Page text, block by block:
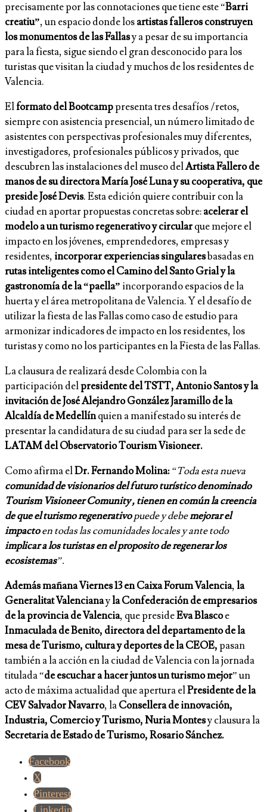
precisamente por las connotaciones que tiene este “Barri
creatiu”, un espacio donde losartistas falleros construyen
los monumentos de las Fallasy a pesar de su importancia
para la fiesta, sigue siendo el gran desconocido para los
turistas que visitan la ciudad y muchos de los residentes de
Valencia.
Elformato del Bootcamppresenta tres desafíos /retos,
siempre con asistencia presencial, un número limitado de
asistentes con perspectivas profesionales muy diferentes,
investigadores, profesionales públicos y privados, que
descubren las instalaciones del museo delArtista Fallero de
manos de su directora María José Luna y su cooperativa, que
preside José Devis. Esta edición quiere contribuir con la
ciudad en aportar propuestas concretas sobre:acelerar el
modelo a un turismo regenerativo y circularque mejore el
impacto en los jóvenes, emprendedores, empresas y
residentes, incorporar experiencias singularesbasadas en
rutas inteligentes como el Camino del Santo Grial y la
gastronomía de la “paella” incorporando espacios de la
huerta y el área metropolitana de Valencia. Y el desafío de
utilizar la fiesta de las Fallas como caso de estudio para
armonizar indicadores de impacto en los residentes, los
turistas y como no los participantes en la Fiesta de las Fallas.
La clausura de realizará desde Colombia con la
participación delpresidente del TSTT, Antonio Santos y la
invitación de José Alejandro González Jaramillo de la
Alcaldía de Medellínquien a manifestado su interés de
presentar la candidatura de su ciudad para ser la sede de
LATAM del Observatorio Tourism Visioneer.
Como afirma elDr. Fernando Molina:“Toda esta nueva
comunidad de visionarios del futuro turístico denominado
Tourism Visioneer Comunity , tienen en común la creencia
de que el turismo regenerativopuede y debemejorar el
impactoen todas las comunidades locales y ante todo
implicar a los turistas en el proposito de regenerar los
ecosistemas”.
Además mañana Viernes 13 en Caixa Forum Valencia, la
Generalitat Valencianayla Confederación de empresarios
de la provincia de Valencia, que presideEva Blascoe
Inmaculada de Benito, directora del departamento de la
mesa de Turismo, cultura y deportes de la CEOE,pasan
también a la acción en la ciudad de Valencia con la jornada
titulada “de escuchar a hacer juntos un turismo mejor” un
acto de máxima actualidad que apertura elPresidente de la
CEV Salvador Navarro, laConsellera de innovación,
Industria, Comercio y Turismo, Nuria Montesy clausura la
Secretaria de Estado de Turismo, Rosario Sánchez.
Facebook
X
Pinterest